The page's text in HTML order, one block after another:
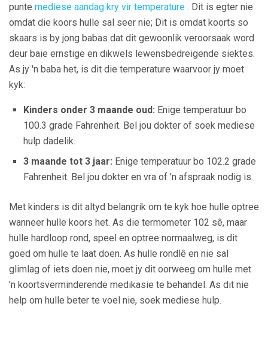
punte mediese aandag kry vir temperature . Dit is egter nie
omdat die koors hulle sal seer nie; Dit is omdat koorts so
skaars is by jong babas dat dit gewoonlik veroorsaak word
deur baie ernstige en dikwels lewensbedreigende siektes.
As jy 'n baba het, is dit die temperature waarvoor jy moet
kyk:
Kinders onder 3 maande oud: Enige temperatuur bo
100.3 grade Fahrenheit. Bel jou dokter of soek mediese
hulp dadelik.
3 maande tot 3 jaar: Enige temperatuur bo 102.2 grade
Fahrenheit. Bel jou dokter en vra of 'n afspraak nodig is.
Met kinders is dit altyd belangrik om te kyk hoe hulle optree
wanneer hulle koors het. As die termometer 102 sê, maar
hulle hardloop rond, speel en optree normaalweg, is dit
goed om hulle te laat doen. As hulle rondlê en nie sal
glimlag of iets doen nie, moet jy dit oorweeg om hulle met
'n koortsverminderende medikasie te behandel. As dit nie
help om hulle beter te voel nie, soek mediese hulp.